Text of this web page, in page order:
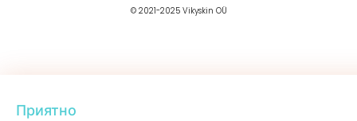
Приятно
© 2021-2025 Vikyskin OÜ